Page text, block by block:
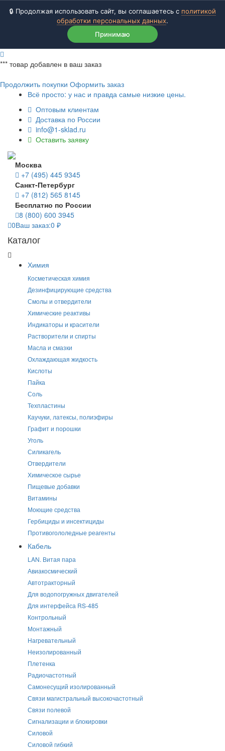
🔒 Продолжая использовать сайт, вы соглашаетесь с политикой
обработки персональных данных.
Принимаю
*** товар добавлен в ваш заказ
Продолжить покупки Оформить заказ
Всё просто: у нас и правда самые низкие цены.
Оптовым клиентам
Доставка по России
info@1-sklad.ru
Оставить заявку
Москва
+7 (495) 445 9345
Санкт-Петербург
+7 (812) 565 8145
Бесплатно по России
8 (800) 600 3945
0Ваш заказ:0 ₽
Каталог
Химия
Косметическая химия
Дезинфицирующие средства
Смолы и отвердители
Химические реактивы
Индикаторы и красители
Растворители и спирты
Масла и смазки
Охлаждающая жидкость
Кислоты
Пайка
Соль
Техпластины
Каучуки, латексы, полиэфиры
Графит и порошки
Уголь
Силикагель
Отвердители
Химическое сырье
Пищевые добавки
Витамины
Моющие средства
Гербициды и инсектициды
Противогололедные реагенты
Кабель
LAN. Витая пара
Авиакосмический
Автотракторный
Для водопогружных двигателей
Для интерфейса RS-485
Контрольный
Монтажный
Нагревательный
Неизолированный
Плетенка
Радиочастотный
Самонесущий изолированный
Связи магистральный высокочастотный
Связи полевой
Сигнализации и блокировки
Силовой
Силовой гибкий